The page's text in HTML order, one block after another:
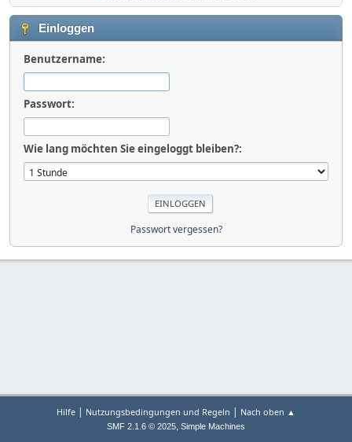
Einloggen
Benutzername:
Passwort:
Wie lang möchten Sie eingeloggt bleiben?:
Passwort vergessen?
Hilfe | Nutzungsbedingungen und Regeln | Nach oben ▲
SMF 2.1.6 © 2025, Simple Machines